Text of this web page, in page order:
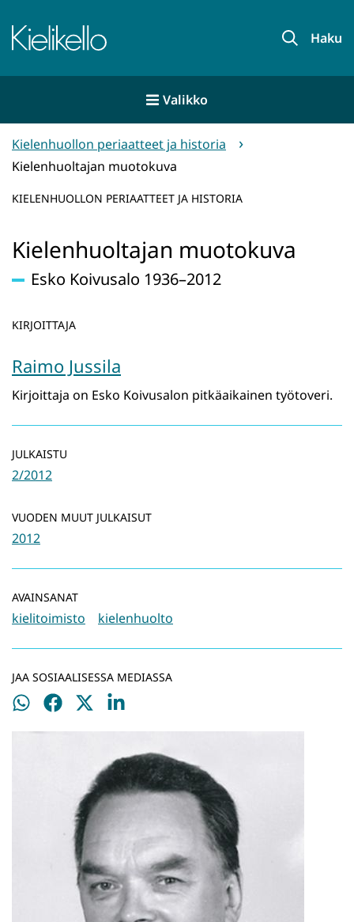
sisältöön
Etusivu Haku
Valikko
Kielenhuollon periaatteet ja historia
Kielenhuoltajan muotokuva
KIELENHUOLLON PERIAATTEET JA HISTORIA
Kielenhuoltajan muotokuva
Esko Koivusalo 1936–2012
KIRJOITTAJA
Raimo Jussila
Kirjoittaja on Esko Koivusalon pitkäaikainen työtoveri.
JULKAISTU
2/2012
VUODEN MUUT JULKAISUT
2012
AVAINSANAT
kielitoimisto kielenhuolto
JAA SOSIAALISESSA MEDIASSA
Jaa
Jaa
Jaa
Jaa